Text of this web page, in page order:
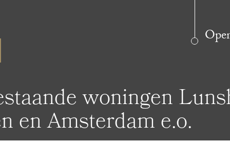
woningen
en Amsterdam e.o.